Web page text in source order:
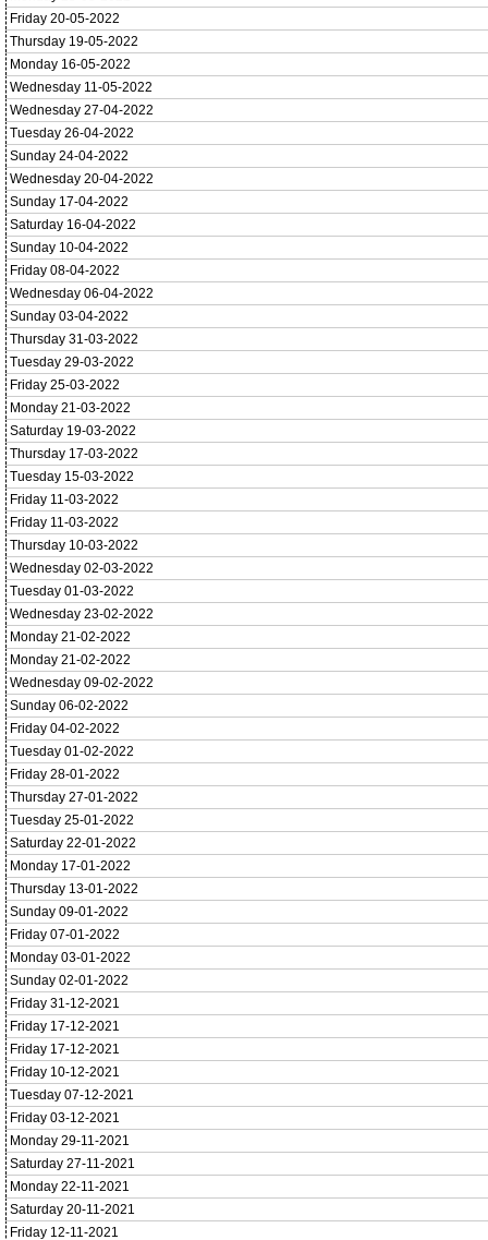
Friday 20-05-2022
Thursday 19-05-2022
Monday 16-05-2022
Wednesday 11-05-2022
Wednesday 27-04-2022
Tuesday 26-04-2022
Sunday 24-04-2022
Wednesday 20-04-2022
Sunday 17-04-2022
Saturday 16-04-2022
Sunday 10-04-2022
Friday 08-04-2022
Wednesday 06-04-2022
Sunday 03-04-2022
Thursday 31-03-2022
Tuesday 29-03-2022
Friday 25-03-2022
Monday 21-03-2022
Saturday 19-03-2022
Thursday 17-03-2022
Tuesday 15-03-2022
Friday 11-03-2022
Friday 11-03-2022
Thursday 10-03-2022
Wednesday 02-03-2022
Tuesday 01-03-2022
Wednesday 23-02-2022
Monday 21-02-2022
Monday 21-02-2022
Wednesday 09-02-2022
Sunday 06-02-2022
Friday 04-02-2022
Tuesday 01-02-2022
Friday 28-01-2022
Thursday 27-01-2022
Tuesday 25-01-2022
Saturday 22-01-2022
Monday 17-01-2022
Thursday 13-01-2022
Sunday 09-01-2022
Friday 07-01-2022
Monday 03-01-2022
Sunday 02-01-2022
Friday 31-12-2021
Friday 17-12-2021
Friday 17-12-2021
Friday 10-12-2021
Tuesday 07-12-2021
Friday 03-12-2021
Monday 29-11-2021
Saturday 27-11-2021
Monday 22-11-2021
Saturday 20-11-2021
Friday 12-11-2021